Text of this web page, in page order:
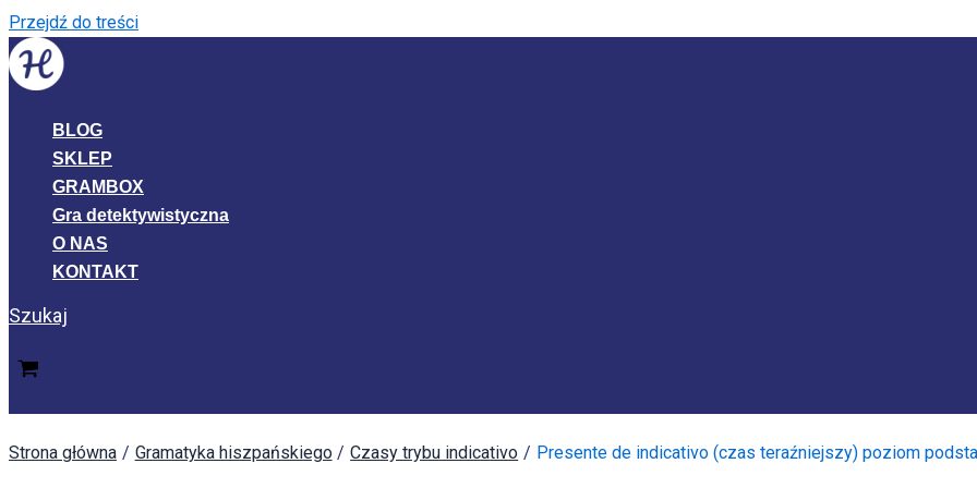
Przejdź do treści
BLOG
SKLEP
GRAMBOX
Gra detektywistyczna
O NAS
KONTAKT
Szukaj
Strona główna Gramatyka hiszpańskiego Czasy trybu indicativo Presente de indicativo (czas teraźniejszy) poziom